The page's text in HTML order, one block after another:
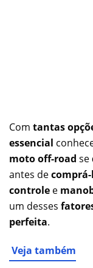
Com tantas
essencial
moto off-road se
antes de
controle e
um desses
perfeita.
Veja também